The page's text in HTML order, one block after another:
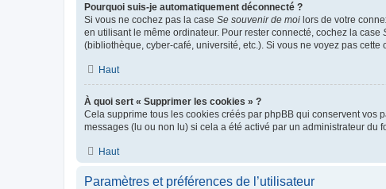
Pourquoi suis-je automatiquement déconnecté ?
Si vous ne cochez pas la case Se souvenir de moi lors de votre
en utilisant le même ordinateur. Pour rester connecté, cochez la case
(bibliothèque, cyber-café, université, etc.). Si vous ne voyez pas
Haut
À quoi sert « Supprimer les cookies » ?
Cela supprime tous les cookies créés par phpBB qui conservent vos
messages (lu ou non lu) si cela a été activé par un administrateur
Haut
Paramètres et préférences de l’utilisateur